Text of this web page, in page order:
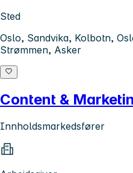
Sted
Oslo, Sandvika, Kolbotn,
Strømmen, Asker
Content &
Innholdsmarkedsfører